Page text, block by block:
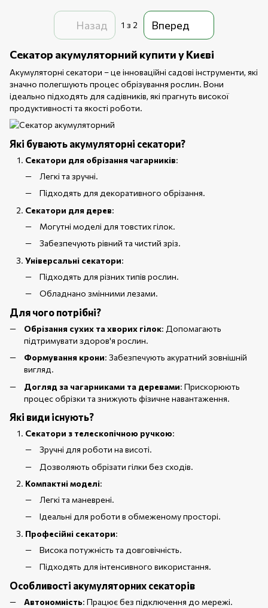
Назад 1 з 2 Вперед
Секатор акумуляторний купити у Києві
Акумуляторні секатори – це інноваційні садові інструменти, які
значно полегшують процес обрізування рослин. Вони
ідеально підходять для садівників, які прагнуть високої
продуктивності та якості роботи.
Які бувають акумуляторні секатори?
Секатори для обрізання чагарників:
Легкі та зручні.
Підходять для декоративного обрізання.
Секатори для дерев:
Могутні моделі для товстих гілок.
Забезпечують рівний та чистий зріз.
Універсальні секатори:
Підходять для різних типів рослин.
Обладнано змінними лезами.
Для чого потрібні?
Обрізання сухих та хворих гілок: Допомагають
підтримувати здоров'я рослин.
Формування крони: Забезпечують акуратний зовнішній
вигляд.
Догляд за чагарниками та деревами: Прискорюють
процес обрізки та знижують фізичне навантаження.
Які види існують?
Секатори з телескопічною ручкою:
Зручні для роботи на висоті.
Дозволяють обрізати гілки без сходів.
Компактні моделі:
Легкі та маневрені.
Ідеальні для роботи в обмеженому просторі.
Професійні секатори:
Висока потужність та довговічність.
Підходять для інтенсивного використання.
Особливості акумуляторних секаторів
Автономність: Працює без підключення до мережі.